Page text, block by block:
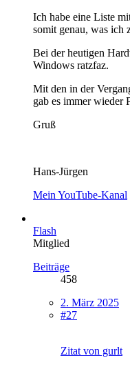
Ich habe eine Liste
somit genau, was ich
Bei der heutigen
Windows ratzfaz.
Mit den in der
gab es immer wieder
Gruß
Hans-Jürgen
Mein YouTube-Kanal
Flash
Mitglied
Beiträge
458
2. März 2025
#27
Zitat von gurlt